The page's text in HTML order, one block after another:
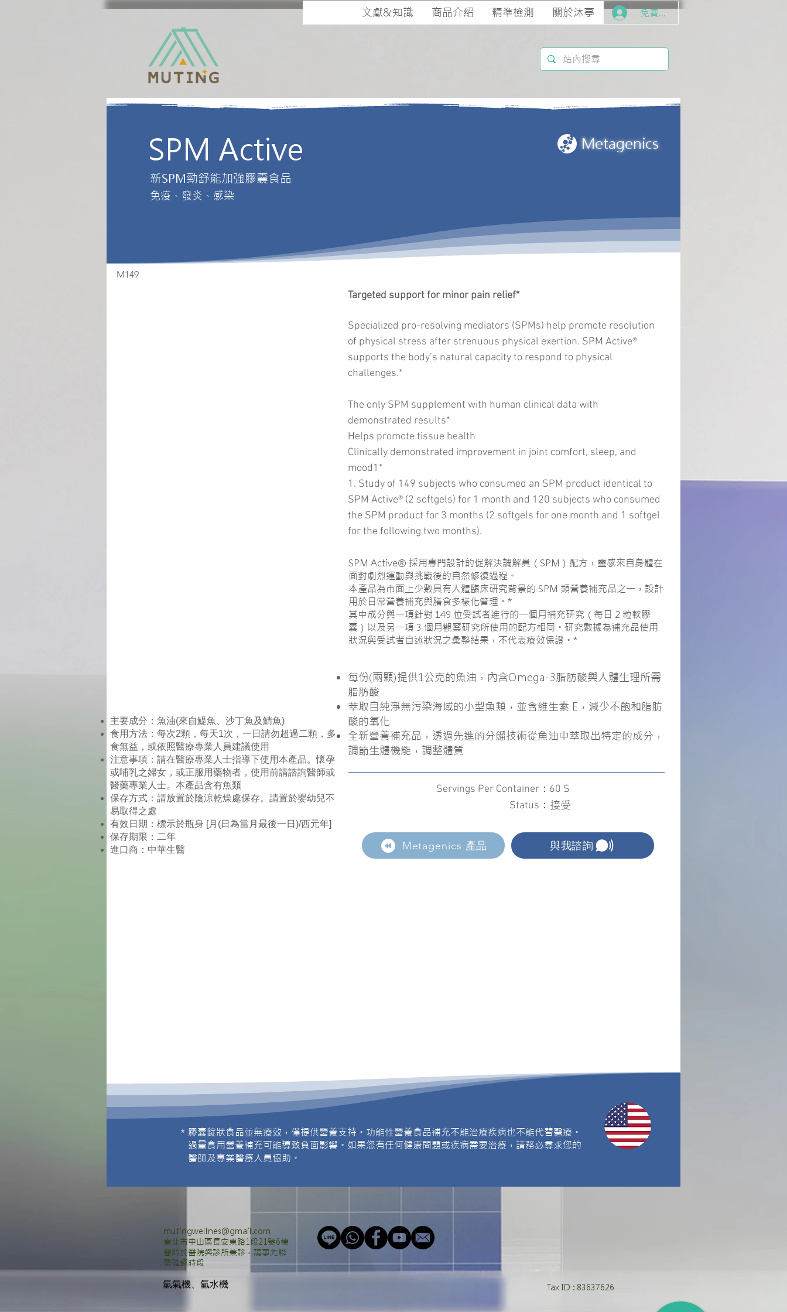
文獻&知識 商品介紹 精準檢測 關於沐亭 免費加入
SPM Active
新SPM勁舒能加強膠囊食品
Metagenics
免疫、發炎、感染
主要成分：魚油(來自鯷魚、沙丁魚及鯖魚)
食用方法：每次2顆，每天1次，一日請勿超過二顆，多
食無益，或依照醫療專業人員建議使用
注意事項：請在醫療專業人士指導下使用本產品。懷孕
或哺乳之婦女，或正服用藥物者，使用前請諮詢醫師或
醫藥專業人士。本產品含有魚類
保存方式：請放置於陰涼乾燥處保存。請置於嬰幼兒不
易取得之處
有效日期：標示於瓶身 [月(日為當月最後一日)/西元年]
保存期限：二年
進口商：中華生醫
Targeted support for minor pain relief*
Specialized pro-resolving mediators (SPMs) help promote resolution
of physical stress after strenuous physical exertion. SPM Active®
supports the body’s natural capacity to respond to physical
challenges.*
The only SPM supplement with human clinical data with
demonstrated results*
Helps promote tissue health
Clinically demonstrated improvement in joint comfort, sleep, and
mood1*
1. Study of 149 subjects who consumed an SPM product identical to
SPM Active® (2 softgels) for 1 month and 120 subjects who consumed
the SPM product for 3 months (2 softgels for one month and 1 softgel
for the following two months).
SPM Active® 採用專門設計的促解決調解員（SPM）配方，靈感來自身體在
面對劇烈運動與挑戰後的自然修復過程。
本產品為市面上少數具有人體臨床研究背景的 SPM 類營養補充品之一，設計
用於日常營養補充與膳食多樣化管理。*
其中成分與一項針對 149 位受試者進行的一個月補充研究（每日 2 粒軟膠
囊）以及另一項 3 個月觀察研究所使用的配方相同。研究數據為補充品使用
狀況與受試者自述狀況之彙整結果，不代表療效保證。*
每份(兩顆)提供1公克的魚油，內含Omega-3脂肪酸與人體生理所需
脂肪酸
萃取自純淨無污染海域的小型魚類，並含維生素 E，減少不飽和脂肪
酸的氧化
全新營養補充品，透過先進的分餾技術從魚油中萃取出特定的成分，
調節生體機能，調整體質
Servings Per Container： 60 S
Status： 接受
Metagenics 產品 與我諮詢
膠囊錠狀食品並無療效，僅提供營養支持。功能性營養食品補充不能治療疾病也不能代替醫療。
過量食用營養補充可能導致負面影響。如果您有任何健康問題或疾病需要治療，請務必尋求您的
醫師及專業醫療人員協助。
＊
mutingwellnes@gmail.com
臺北市中山區長安東路1段21號6樓
醫師於醫院與診所兼診，請事先聯
繫確認時段
​氫氣機、氫水機 Tax ID : 83637626